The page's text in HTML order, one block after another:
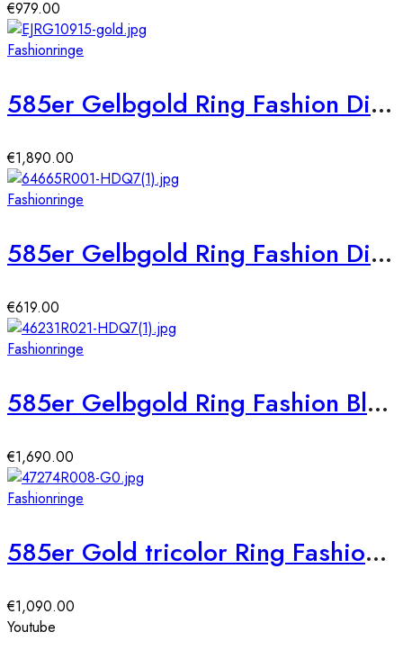
€979.00
Fashionringe
585er Gelbgold Ring Fashion Diamant ca. 0,30 ct. Gr. 56
€1,890.00
Fashionringe
585er Gelbgold Ring Fashion Diamant ca. 0,12 ct. Gr. 54
€619.00
Fashionringe
585er Gelbgold Ring Fashion Blüte Diamant ca. 0,64 ct. Gr. 54
€1,690.00
Fashionringe
585er Gold tricolor Ring Fashion Diamant ca. 0,42 ct. Gr. 54
€1,090.00
Youtube